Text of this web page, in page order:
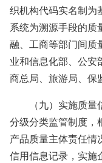
织机构代码实名制为
系统为溯源手段的质
融、工商等部门间质
业和信息化部、公安
商总局、旅游局、保
（九）实施质量信
分级分类监管制度，
产品质量主体责任情
信用信息记录，实施